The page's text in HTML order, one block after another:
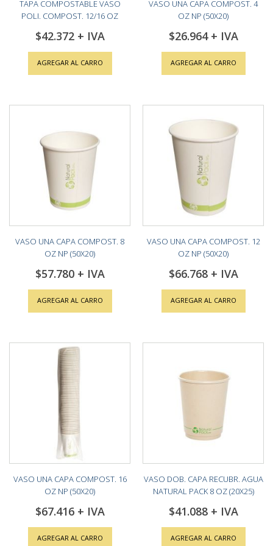
TAPA COMPOSTABLE VASO
POLI. COMPOST. 12/16 OZ
$42.372
AGREGAR AL CARRO
VASO UNA CAPA COMPOST. 4
OZ NP (50X20)
$26.964
AGREGAR AL CARRO
VASO UNA CAPA COMPOST. 8
OZ NP (50X20)
$57.780
AGREGAR AL CARRO
VASO UNA CAPA COMPOST. 12
OZ NP (50X20)
$66.768
AGREGAR AL CARRO
VASO UNA CAPA COMPOST. 16
OZ NP (50X20)
$67.416
AGREGAR AL CARRO
VASO DOB. CAPA RECUBR. AGUA
NATURAL PACK 8 OZ (20X25)
$41.088
AGREGAR AL CARRO